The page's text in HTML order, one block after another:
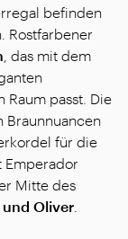
befinden
Rostfarbener
, das mit dem
passt. Die
Braunnuancen
für die
Emperador
Mitte des
und Oliver